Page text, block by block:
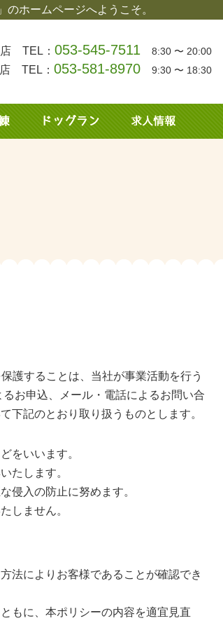
ホームページへようこそ。
TEL： 053-545-7511 8:30 〜 20:00
TEL： 053-581-8970 9:30 〜 18:30
護することは、当社が事業活動を行う
お申込、メール・電話によるお問い合
下記のとおり取り扱うものとします。
をいいます。
たします。
侵入の防止に努めます。
しません。
法によりお客様であることが確認でき
もに、本ポリシーの内容を適宜見直